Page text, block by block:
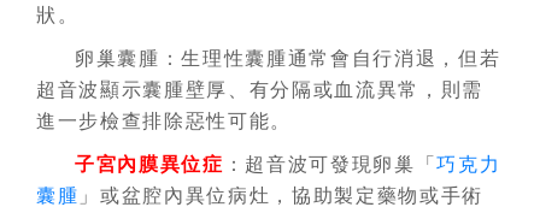
狀。
卵巢囊腫：生理性囊腫通常會自行消退，但若
超音波顯示囊腫壁厚、有分隔或血流異常，則需
進一步檢查排除惡性可能。
子宮內膜異位症 ：超音波可發現卵巢「巧克力
囊腫 」或盆腔內異位病灶，協助製定藥物或手術